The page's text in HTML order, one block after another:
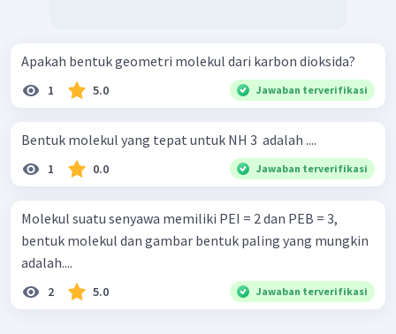
Apakah bentuk geometri molekul dari karbon dioksida?
1 5.0 Jawaban terverifikasi
Bentuk molekul yang tepat untuk NH 3 ​ adalah ....
1 0.0 Jawaban terverifikasi
Molekul suatu senyawa memiliki PEI = 2 dan PEB = 3,
bentuk molekul dan gambar bentuk paling yang mungkin
adalah....
2 5.0 Jawaban terverifikasi